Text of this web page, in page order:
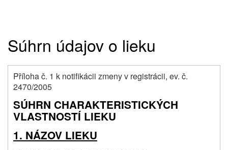
Súhrn údajov o lieku
Příloha č. 1 k notifikácii zmeny v registrácii, ev. č.
2470/2005
SÚHRN CHARAKTERISTICKÝCH
VLASTNOSTÍ LIEKU
1. NÁZOV LIEKU